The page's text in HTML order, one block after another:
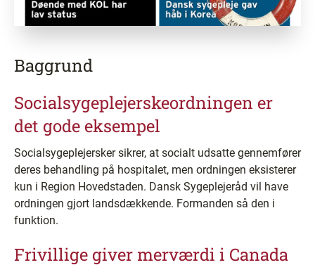
Baggrund
Socialsygeplejerskeordningen er
det gode eksempel
Socialsygeplejersker sikrer, at socialt udsatte gennemfører
deres behandling på hospitalet, men ordningen eksisterer
kun i Region Hovedstaden. Dansk Sygeplejeråd vil have
ordningen gjort landsdækkende. Formanden så den i
funktion.
Frivillige giver merværdi i Canada